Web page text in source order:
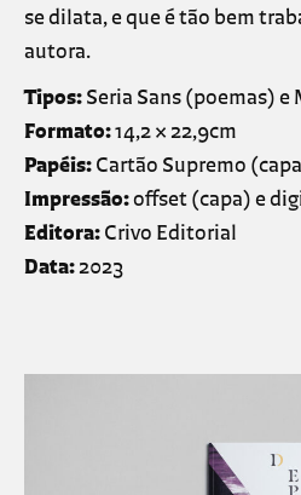
se dilata, e que é tão bem
autora.
Tipos: Seria Sans (poemas)
Formato:14,2 × 22,9cm
Papéis: Cartão Supremo
Impressão:offset (capa) e
Editora: Crivo Editorial
Data:2023